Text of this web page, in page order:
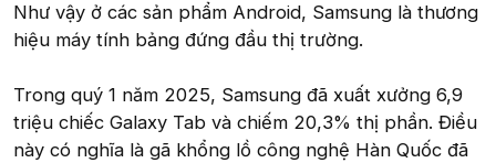
Như vậy ở các sản phẩm Android, Samsung là thương
hiệu máy tính bảng đứng đầu thị trường.
Trong quý 1 năm 2025, Samsung đã xuất xưởng 6,9
triệu chiếc Galaxy Tab và chiếm 20,3% thị phần. Điều
này có nghĩa là gã khổng lồ công nghệ Hàn Quốc đã